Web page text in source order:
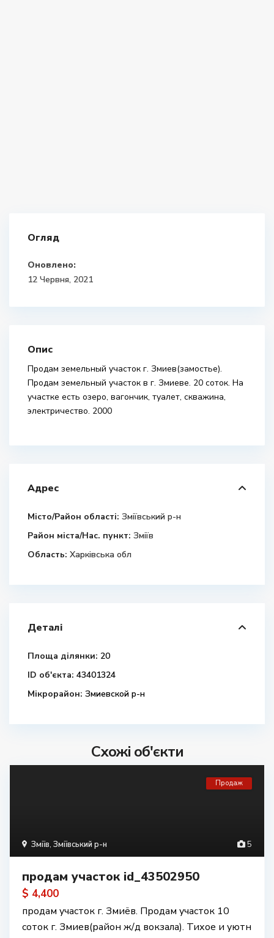
Огляд
Оновлено:
12 Червня, 2021
Опис
Продам земельный участок г. Змиев(замостье).
Продам земельный участок в г. Змиеве. 20 соток. На
участке есть озеро, вагончик, туалет, скважина,
электричество. 2000
Адрес
Місто/Район області: Зміївський р-н
Район міста/Нас. пункт: Зміїв
Область: Харківська обл
Деталі
Площа ділянки: 20
ID об'єкта: 43401324
Мікрорайон: Змиевской р-н
Схожі об'єкти
5
Зміїв, Зміївський р-н
Продаж
продам участок id_43502950
$ 4,400
продам участок г. Змиёв. Продам участок 10
соток г. Змиев(район ж/д вокзала). Тихое и уютн